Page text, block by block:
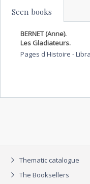
Seen books
BERNET (Anne).
Les Gladiateurs.
Pages d'Histoire -
Thematic catalogue
The Booksellers